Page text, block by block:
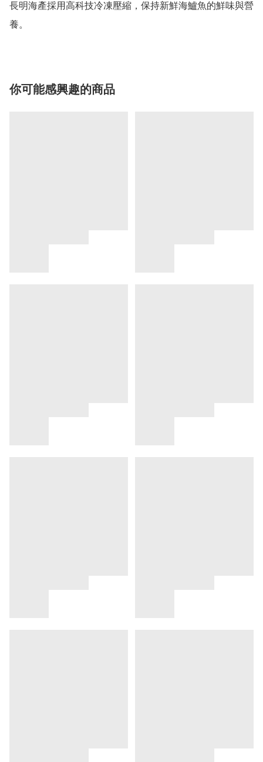
長明海產採用高科技冷凍壓縮，保持新鮮海鱸魚的鮮味與營
養。
你可能感興趣的商品